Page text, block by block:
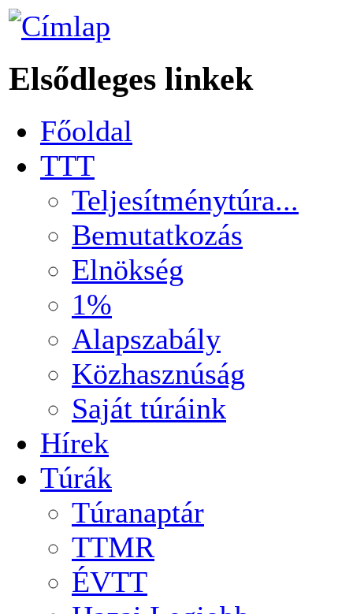
Elsődleges linkek
Főoldal
TTT
Teljesítménytúra...
Bemutatkozás
Elnökség
1%
Alapszabály
Közhasznúság
Saját túráink
Hírek
Túrák
Túranaptár
TTMR
ÉVTT